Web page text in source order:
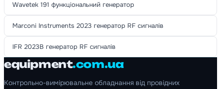
Wavetek 191 функціональний генератор
Marconi Instruments 2023 генератор RF сигналів
IFR 2023B генератор RF сигналів
equipment.com.ua
Контрольно-вимірювальне обладнання від провідних